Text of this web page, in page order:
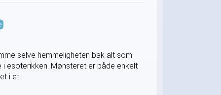
selve hemmeligheten bak alt som
i esoterikken. Mønsteret er både enkelt
i et...